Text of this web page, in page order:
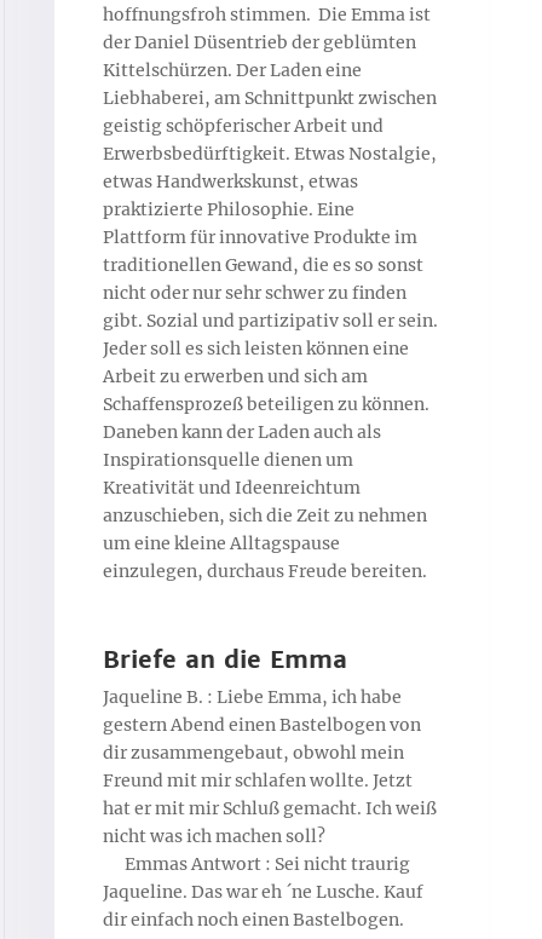
hoffnungsfroh stimmen. Die Emma ist
der Daniel Düsentrieb der geblümten
Kittelschürzen. Der Laden eine
Liebhaberei, am Schnittpunkt zwischen
geistig schöpferischer Arbeit und
Erwerbsbedürftigkeit. Etwas Nostalgie,
etwas Handwerkskunst, etwas
praktizierte Philosophie. Eine
Plattform für innovative Produkte im
traditionellen Gewand, die es so sonst
nicht oder nur sehr schwer zu finden
gibt. Sozial und partizipativ soll er sein.
Jeder soll es sich leisten können eine
Arbeit zu erwerben und sich am
Schaffensprozeß beteiligen zu können.
Daneben kann der Laden auch als
Inspirationsquelle dienen um
Kreativität und Ideenreichtum
anzuschieben, sich die Zeit zu nehmen
um eine kleine Alltagspause
einzulegen, durchaus Freude bereiten.
Briefe an die Emma
Jaqueline B. : Liebe Emma, ich habe
gestern Abend einen Bastelbogen von
dir zusammengebaut, obwohl mein
Freund mit mir schlafen wollte. Jetzt
hat er mit mir Schluß gemacht. Ich weiß
nicht was ich machen soll?
Emmas Antwort : Sei nicht traurig
Jaqueline. Das war eh ´ne Lusche. Kauf
dir einfach noch einen Bastelbogen.